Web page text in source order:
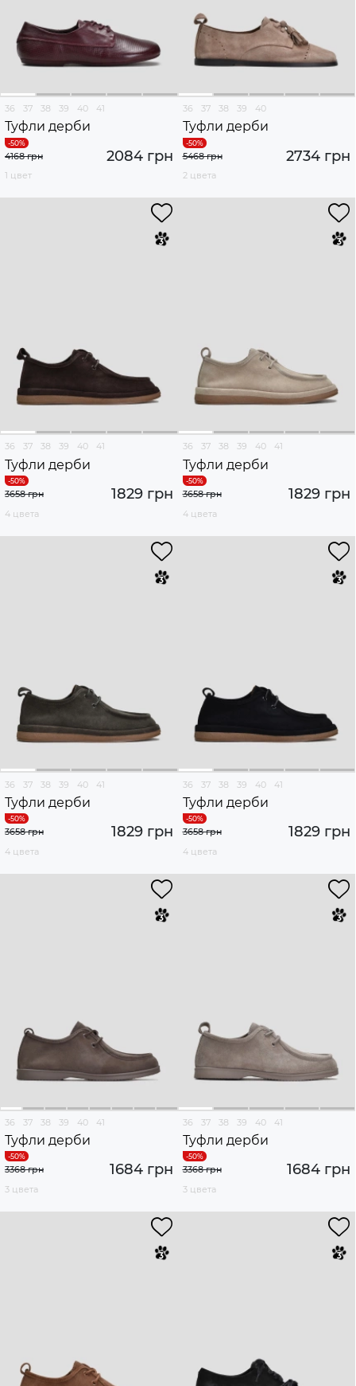
36 37 38 39 40 41
Туфли дерби
2084 грн
4168 грн
1 цвет
36 37 38 39 40
Туфли дерби
2734 грн
5468 грн
2 цвета
36 37 38 39 40 41
Туфли дерби
1829 грн
3658 грн
4 цвета
36 37 38 39 40 41
Туфли дерби
1829 грн
3658 грн
4 цвета
36 37 38 39 40 41
Туфли дерби
1829 грн
3658 грн
4 цвета
36 37 38 39 40 41
Туфли дерби
1829 грн
3658 грн
4 цвета
36 37 38 39 40 41
Туфли дерби
1684 грн
3368 грн
3 цвета
36 37 38 39 40 41
Туфли дерби
1684 грн
3368 грн
3 цвета